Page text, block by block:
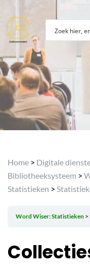
Home > Digitale
Bibliotheeksysteem >
Statistieken >
Word Wiser: Statistieken